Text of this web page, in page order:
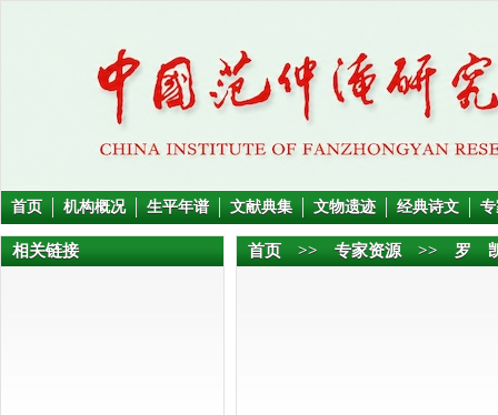
首页 机构概况 生平年谱 文献典集 文物遗迹 经典诗文
相关链接 首页 >> 专家资源 >> 罗